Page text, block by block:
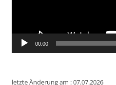
00:00
letzte Änderung am : 07.07.2026